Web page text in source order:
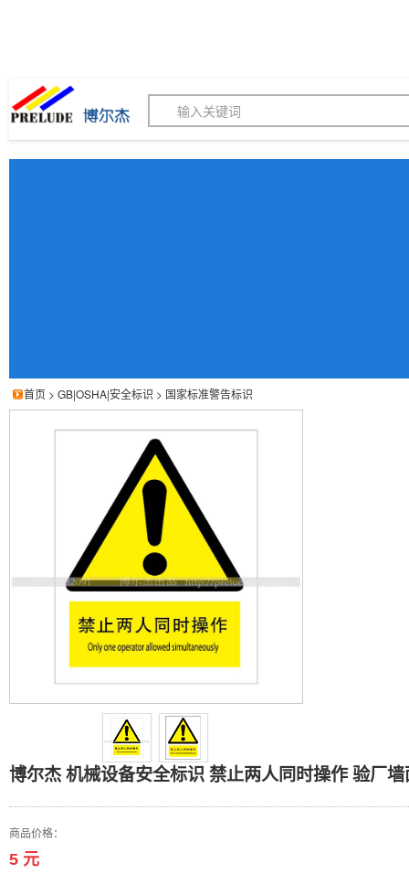
博尔杰PTS - 工业标识解
首页 > GB|OSHA|安全标识 > 国家标准警告标识
博尔杰 机械设备安全标
博尔杰 机械设备安全标识 禁止两人同时操作 验厂
商品价格：
5 元